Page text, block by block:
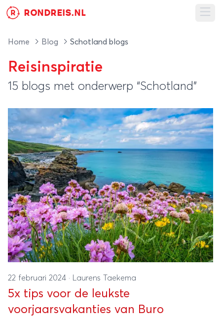
R RONDREIS.NL
Home Blog Schotland blogs
Reisinspiratie
15 blogs met onderwerp “Schotland”
22 februari 2024 · Laurens Taekema
5x tips voor de leukste
voorjaarsvakanties van Buro